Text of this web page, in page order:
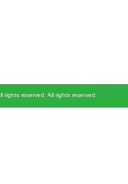
rights reserved. All rights reserved.